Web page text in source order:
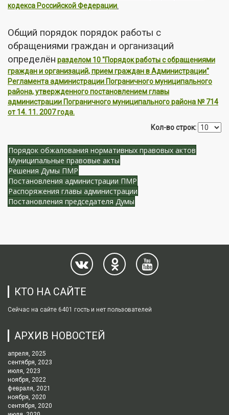
кодекса Российской Федерации
Общий порядок порядок работы с
обращениями граждан и организаций
определён разделом 10 "Порядок работы с обращениями
граждан и организаций, прием граждан в Администрации"
Регламента администрации Пограничного муниципального
района, утвержденного постановлением главы
администрации Пограничного муниципального района № 714
от 14. 11. 2007 года.
Кол-во строк:
Порядок обжалования нормативных правовых актов
Муниципальные правовые акты
Решения Думы ПМР
Постановления администрации ПМР
Распоряжения главы администрации
Постановления председателя Думы
КТО НА САЙТЕ
Сейчас на сайте 6401 гость и нет пользователей
АРХИВ НОВОСТЕЙ
апреля, 2025
сентября, 2023
июля, 2023
ноября, 2022
февраля, 2021
ноября, 2020
сентября, 2020